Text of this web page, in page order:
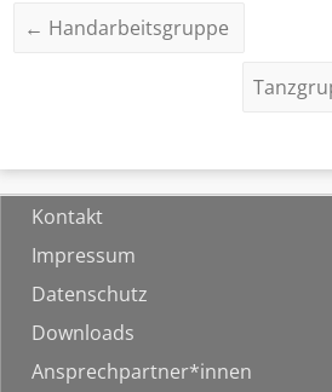
← Handarbeitsgruppe
Kontakt
Impressum
Datenschutz
Downloads
Ansprechpartner*innen